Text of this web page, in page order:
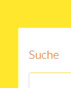
Suche